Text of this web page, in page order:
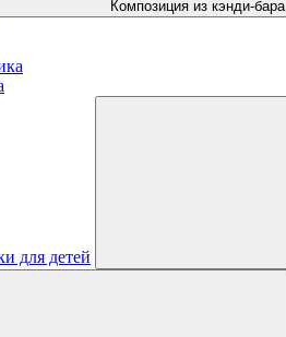
Композиция из кэнди-бара
для детей